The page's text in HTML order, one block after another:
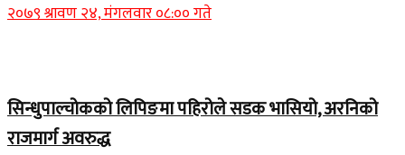
२०७९ श्रावण २४, मंगलवार ०८:०० गते
सिन्धुपाल्चोकको लिपिङमा पहिरोले सडक भासियो, अरनिको
राजमार्ग अवरुद्ध